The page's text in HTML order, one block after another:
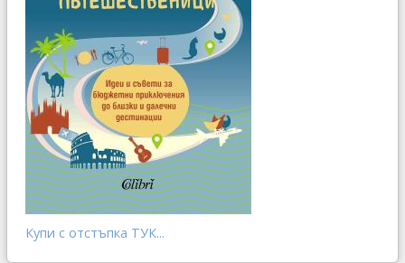
Купи с отстъпка ТУК...